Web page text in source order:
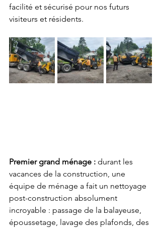
facilité et sécurisé pour nos futurs
visiteurs et résidents.
Premier grand ménage : durant les
vacances de la construction, une
équipe de ménage a fait un nettoyage
post-construction absolument
incroyable : passage de la balayeuse,
époussetage, lavage des plafonds, des